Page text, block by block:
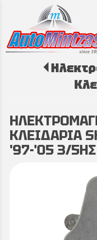
ΚΛΕΙΔΑΡΙΑ
'97-'05 3/5ΗΣ